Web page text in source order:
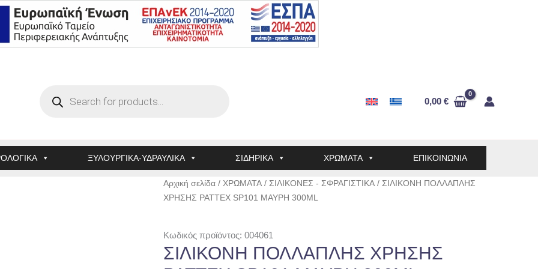
0,00 €
ΞΥΛΟΥΡΓΙΚΑ-ΥΔΡΑΥΛΙΚΑ ΣΙΔΗΡΙΚΑ ΧΡΩΜΑΤΑ ΕΠΙΚΟΙΝΩΝΙΑ
Αρχική σελίδα / ΧΡΩΜΑΤΑ / ΣΙΛΙΚΟΝΕΣ - ΣΦΡΑΓΙΣΤΙΚΑ / ΣΙΛΙΚΟΝΗ ΠΟΛΛΑΠΛΗΣ
ΧΡΗΣΗΣ PATTEX SP101 ΜΑΥΡΗ 300ML
Κωδικός προϊόντος: 004061
ΣΙΛΙΚΟΝΗ ΠΟΛΛΑΠΛΗΣ ΧΡΗΣΗΣ
ΣΙΛΙΚΟΝΗ
ΠΟΛΛΑΠΛΗΣ
SP101
ΜΑΥΡΗ